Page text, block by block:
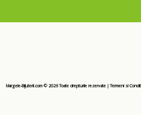
Margele-Bijuterii.com © 2026Toate drepturile rezervate | Termeni si